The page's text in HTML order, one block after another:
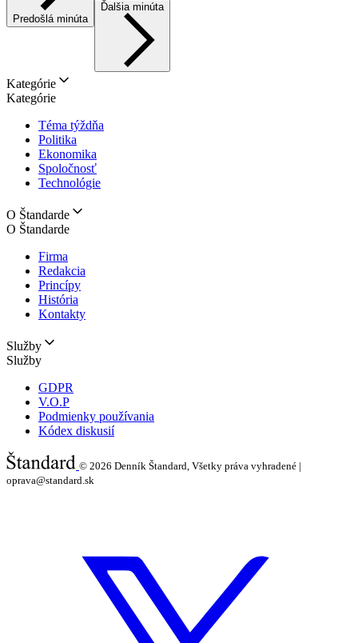
Predošlá minúta
Ďalšia minúta
Kategórie
Kategórie
Téma týždňa
Politika
Ekonomika
Spoločnosť
Technológie
O Štandarde
O Štandarde
Firma
Redakcia
Princípy
História
Kontakty
Služby
Služby
GDPR
V.O.P
Podmienky používania
Kódex diskusií
© 2026 Denník Štandard, Všetky práva vyhradené |
oprava@standard.sk